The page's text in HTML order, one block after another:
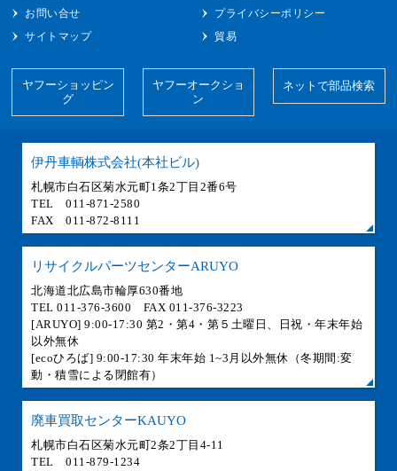
お問い合せ
プライバシーポリシー
サイトマップ
貿易
ヤフーショッピン
グ
ヤフーオークショ
ン
ネットで部品検索
伊丹車輌株式会社(本社ビル)
札幌市白石区菊水元町1条2丁目2番6号
TEL 011-871-2580
FAX 011-872-8111
リサイクルパーツセンターARUYO
北海道北広島市輪厚630番地
TEL 011-376-3600 FAX 011-376-3223
[ARUYO] 9:00-17:30 第2・第4・第５土曜日、日祝・年末年始
以外無休
[ecoひろば] 9:00-17:30 年末年始 1~3月以外無休（冬期間:変
動・積雪による閉館有）
廃車買取センターKAUYO
札幌市白石区菊水元町2条2丁目4-11
TEL 011-879-1234